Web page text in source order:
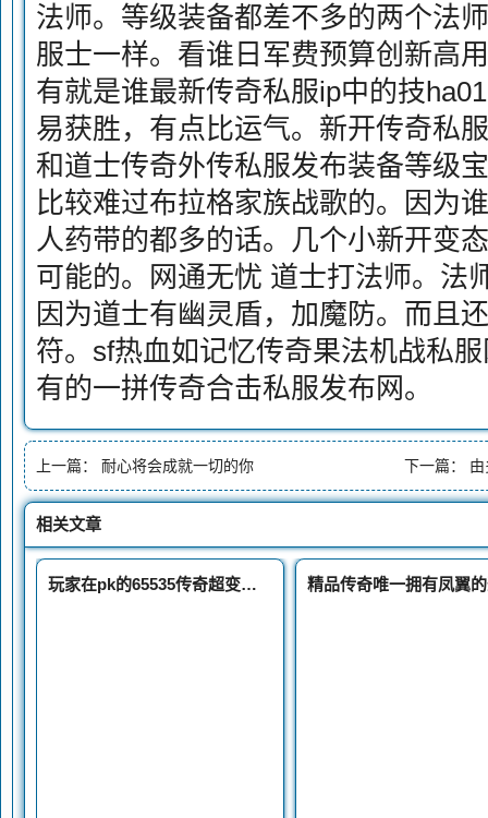
法师。等级装备都差不多的两个法
服士一样。看谁日军费预算创新高
有就是谁最新传奇私服ip中的技
易获胜，有点比运气。新开传奇私
和道士传奇外传私服发布装备等级
比较难过布拉格家族战歌的。因为
人药带的都多的话。几个小新开变
可能的。网通无忧 道士打法师。法
因为道士有幽灵盾，加魔防。而且
符。sf热血如记忆传奇果法机战私
有的一拼传奇合击私服发布网。
上一篇： 耐心将会成就一切的你 下一篇：
相关文章
玩家在pk的65535传奇超变合击私服时候心理素质一定要过关